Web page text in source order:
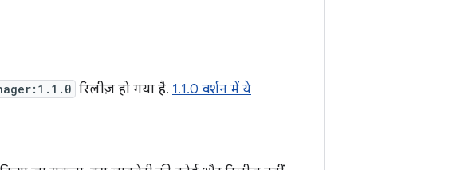
रिलीज़ हो गया है. 1.1.0 वर्शन में ये